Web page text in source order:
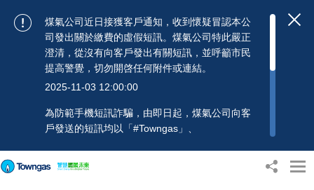
煤氣公司近日接獲客戶通知，收到懷疑冒認本公
司發出關於繳費的虛假短訊。煤氣公司特此嚴正
澄清，從沒有向客戶發出有關短訊，並呼籲市民
提高警覺，切勿開啓任何附件或連結。
2025-11-03 12:00:00
為防範手機短訊詐騙，由即日起，煤氣公司向客
戶發送的短訊均以「#Towngas」、